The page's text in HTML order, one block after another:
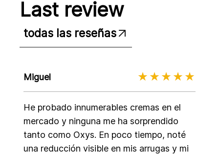
Last review
todas las reseñas
Miguel
He probado innumerables cremas en el
mercado y ninguna me ha sorprendido
tanto como Oxys. En poco tiempo, noté
una reducción visible en mis arrugas y mi